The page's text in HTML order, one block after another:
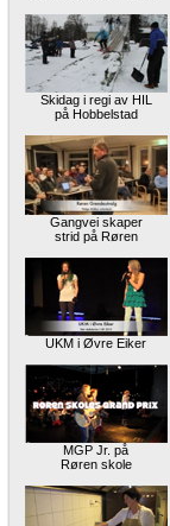
Skidag i regi av HIL
på Hobbelstad
Gangvei skaper
strid på Røren
UKM i Øvre Eiker
MGP Jr. på
Røren skole